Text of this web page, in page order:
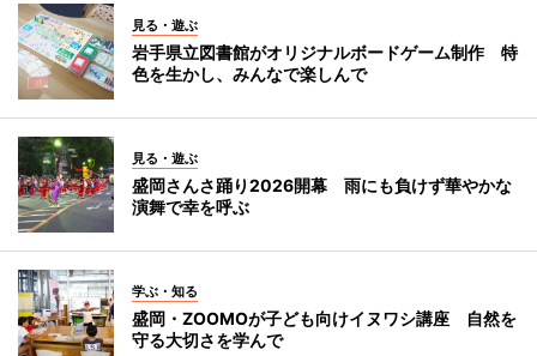
見る・遊ぶ
岩手県立図書館がオリジナルボードゲーム制作 特
色を生かし、みんなで楽しんで
見る・遊ぶ
盛岡さんさ踊り2026開幕 雨にも負けず華やかな
演舞で幸を呼ぶ
学ぶ・知る
盛岡・ZOOMOが子ども向けイヌワシ講座 自然を
守る大切さを学んで